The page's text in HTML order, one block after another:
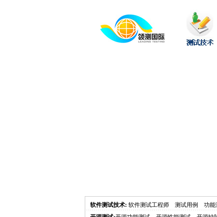
软件测试技术: 软件测试工程师 测试用例
功能